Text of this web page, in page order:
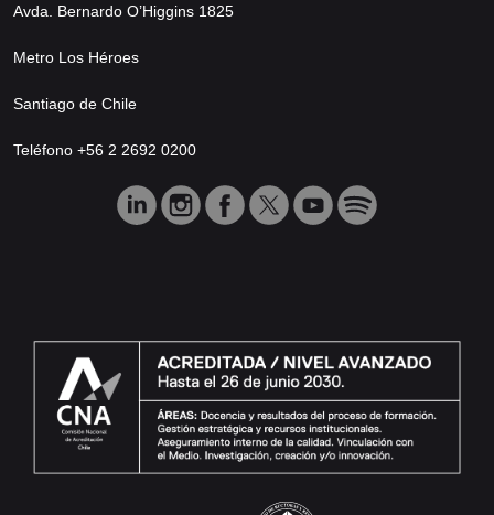
Avda. Bernardo O’Higgins 1825
Metro Los Héroes
Santiago de Chile
Teléfono +56 2 2692 0200